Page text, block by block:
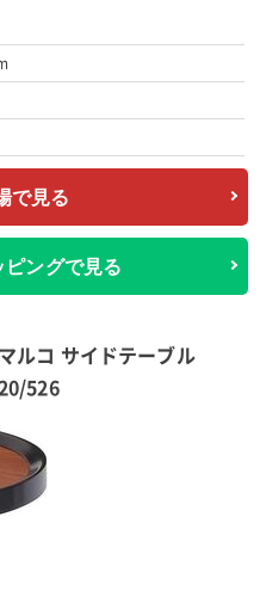
で見る
ングで見る
ルコ サイドテーブル
526